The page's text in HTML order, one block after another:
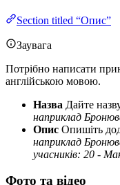
Section titled “Опис”
Заувага
Потрібно написати
англійською мовою.
Назва Дайте
наприклад
Опис Опишіть
наприклад
учасників: 20 -
Фото та відео